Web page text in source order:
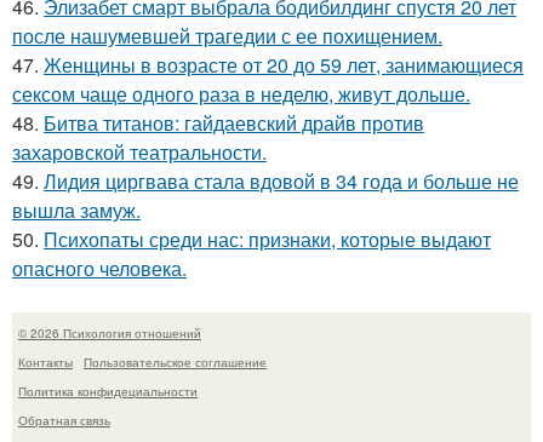
46. Элизабет смарт выбрала бодибилдинг спустя 20 лет
после нашумевшей трагедии с ее похищением.
47. Женщины в возрасте от 20 до 59 лет, занимающиеся
сексом чаще одного раза в неделю, живут дольше.
48. Битва титанов: гайдаевский драйв против
захаровской театральности.
49. Лидия циргвава стала вдовой в 34 года и больше не
вышла замуж.
50. Психопаты среди нас: признаки, которые выдают
опасного человека.
© 2026 Психология отношений
Контакты
Пользовательское соглашение
Политика конфидециальности
Обратная связь